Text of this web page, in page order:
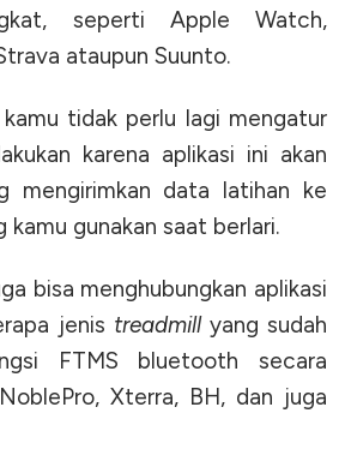
seperti Apple Watch,
ataupun Suunto.
tidak perlu lagi mengatur
karena aplikasi ini akan
mengirimkan data latihan ke
kamu gunakan saat berlari.
bisa menghubungkan aplikasi
jenis treadmill yang sudah
FTMS bluetooth secara
Xterra, BH, dan juga